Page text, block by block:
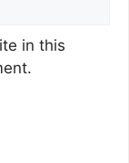
in this